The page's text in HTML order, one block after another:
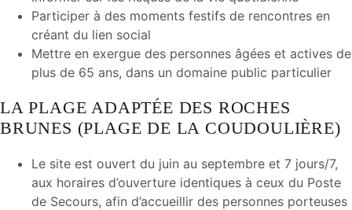
Participer à des moments festifs de rencontres en
créant du lien social
Mettre en exergue des personnes âgées et actives de
plus de 65 ans, dans un domaine public particulier
LA PLAGE ADAPTÉE DES ROCHES
BRUNES (PLAGE DE LA COUDOULIÈRE)
Le site est ouvert du juin au septembre et 7 jours/7,
aux horaires d’ouverture identiques à ceux du Poste
de Secours, afin d’accueillir des personnes porteuses